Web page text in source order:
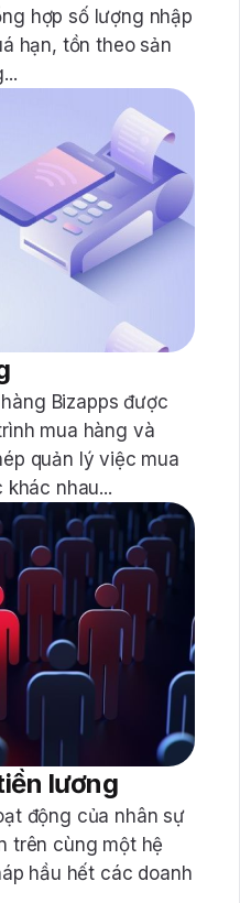
hợp số lượng nhập
hạn, tồn theo sản
Bizapps được
mua hàng và
quản lý việc mua
nhau...
lương
động của nhân sự
trên cùng một hệ
hầu hết các doanh